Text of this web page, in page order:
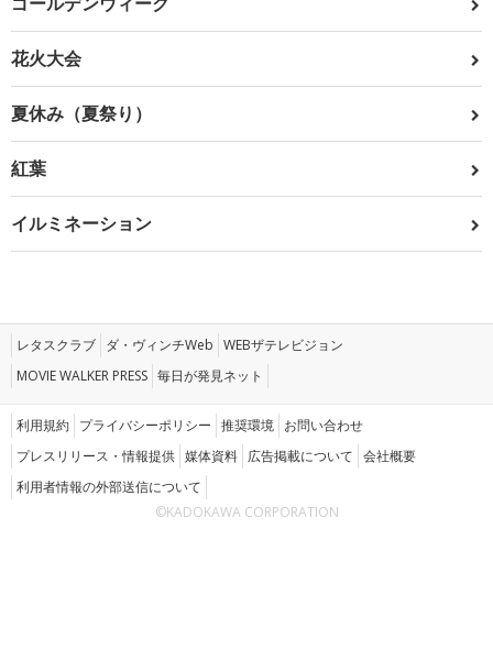
花火大会
夏休み（夏祭り）
紅葉
イルミネーション
レタスクラブ ダ・ヴィンチWeb WEBザテレビジョン
MOVIE WALKER PRESS 毎日が発見ネット
利用規約 プライバシーポリシー 推奨環境 お問い合わせ
プレスリリース・情報提供 媒体資料 広告掲載について 会社概要
利用者情報の外部送信について
©KADOKAWA CORPORATION